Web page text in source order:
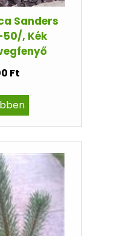
Sanders
, Kék
Ft